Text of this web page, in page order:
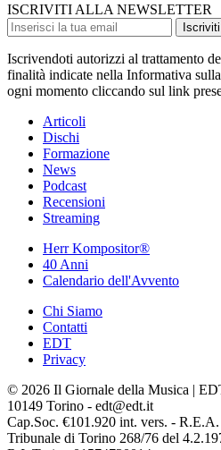
ISCRIVITI ALLA NEWSLETTER
Iscriviti
Iscrivendoti autorizzi al trattamento
finalità indicate nella Informativa
ogni momento cliccando sul link
Articoli
Dischi
Formazione
News
Podcast
Recensioni
Streaming
Herr Kompositor®
40 Anni
Calendario dell'Avvento
Chi Siamo
Contatti
EDT
Privacy
© 2026 Il Giornale della Musica |
10149 Torino - edt@edt.it
Cap.Soc. €101.920 int. vers. -
Tribunale di Torino 268/76 del